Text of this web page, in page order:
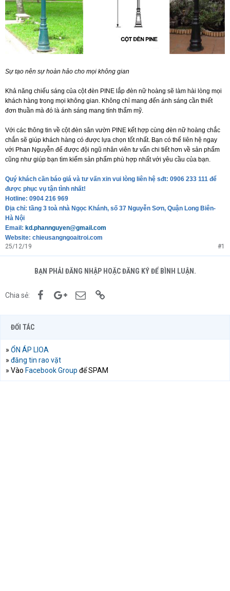
Sự tạo nên sự hoàn hảo cho mọi không gian
Khả năng chiếu sáng của cột đèn PINE lắp đèn nữ hoàng sẽ làm hài lòng mọi
khách hàng trong mọi không gian. Không chỉ mang đến ánh sáng cần thiết
đơn thuần mà đó là ánh sáng mang tính thẩm mỹ.
Với các thông tin về cột đèn sân vườn PINE kết hợp cùng đèn nữ hoàng chắc
chắn sẽ giúp khách hàng có được lựa chọn tốt nhất. Bạn có thể liên hệ ngay
với Phan Nguyễn để được đội ngũ nhân viên tư vấn chi tiết hơn về sản phẩm
cũng như giúp bạn tìm kiếm sản phẩm phù hợp nhất với yêu cầu của bạn.
Quý khách cần báo giá và tư vấn xin vui lòng liên hệ sđt: 0906 233 111 để
được phục vụ tận tình nhất!
Hotline: 0904 216 969
Địa chỉ: tầng 3 toà nhà Ngọc Khánh, số 37 Nguyễn Sơn, Quận Long Biên-
Hà Nội
Email: kd.phannguyen@gmail.com
Website: chieusangngoaitroi.com
25/12/19
#1
BẠN PHẢI ĐĂNG NHẬP HOẶC ĐĂNG KÝ ĐỂ BÌNH LUẬN.
Chia sẻ: FacebookGoogle+Email
ĐỐI TÁC
» ỔN ÁP LIOA
» đăng tin rao vặt
» Vào Facebook Group để SPAM